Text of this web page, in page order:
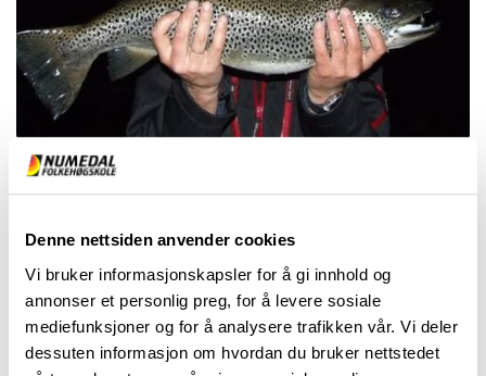
Denne nettsiden anvender cookies
Vi bruker informasjonskapsler for å gi innhold og
annonser et personlig preg, for å levere sosiale
mediefunksjoner og for å analysere trafikken vår. Vi deler
dessuten informasjon om hvordan du bruker nettstedet
Svært interessert i friluftsliv, jakt og fiske, og bruker
mye av fritida på dette. Bor på gård 6 km fra skolen,
Mastergrad i idrett
Jegerprøveinstruktør
Diplomtrener NIF
3 år lærer/trener ved Sirdal VGS